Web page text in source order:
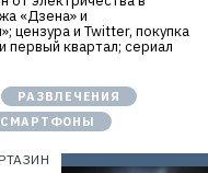
«Дзена» и
цензура и Twitter, покупка
первый квартал; сериал
РАЗВЛЕЧЕНИЯ
СМАРТФОНЫ